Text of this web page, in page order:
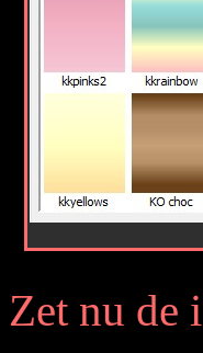
Zet nu de